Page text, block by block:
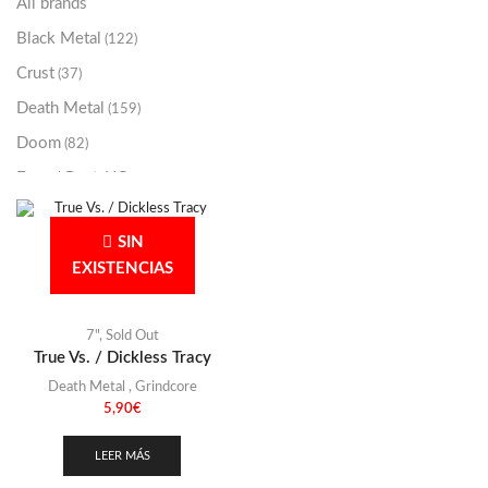
All brands
Black Metal (122)
Crust (37)
Death Metal (159)
Doom (82)
Grindcore (85)
(48)
Otros (38)
Prog (25)
SIN
EXISTENCIAS
7", Sold Out
True Vs. / Dickless Tracy
Death Metal , Grindcore
5,90€
LEER MÁS